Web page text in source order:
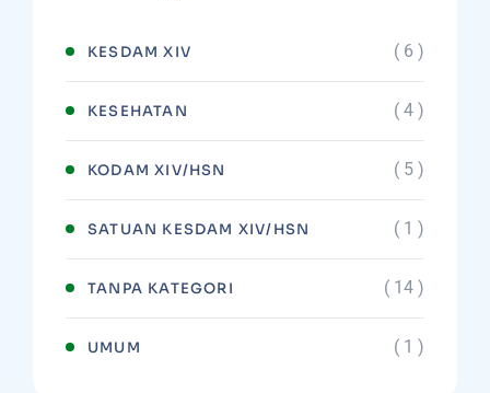
KESDAM XIV ( 6 )
KESEHATAN ( 4 )
KODAM XIV/HSN ( 5 )
SATUAN KESDAM XIV/HSN ( 1 )
TANPA KATEGORI ( 14 )
UMUM ( 1 )